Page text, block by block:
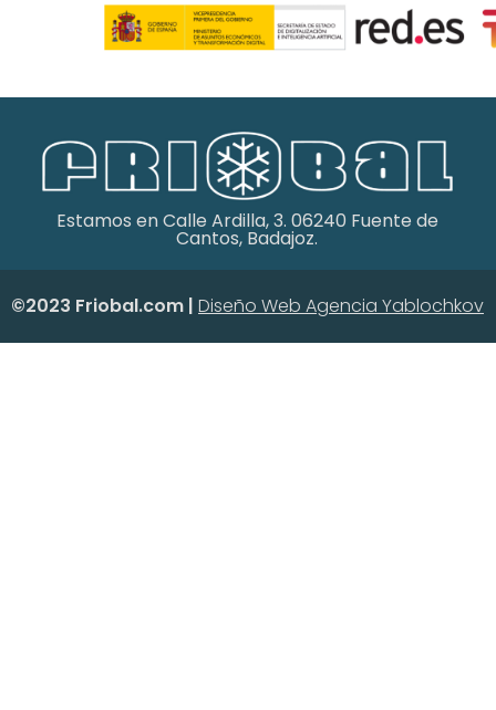
Estamos en Calle Ardilla, 3. 06240 Fuente de
Cantos, Badajoz.
©2023 Friobal.com | Diseño Web Agencia Yablochkov